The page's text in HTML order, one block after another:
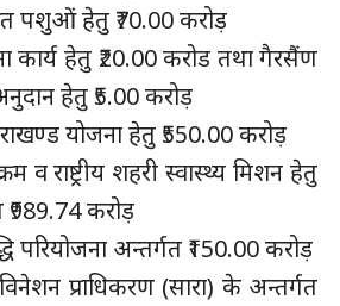
पशुओं हेतु ₹70.00 करोड़
हेतु ₹20.00 करोड तथा गैरसैंण
हेतु ₹5.00 करोड़
योजना हेतु ₹550.00 करोड़
व राष्ट्रीय शहरी स्वास्थ्य मिशन हेतु
करोड़
परियोजना अन्तर्गत ₹150.00 करोड़
प्राधिकरण (सारा) के अन्तर्गत